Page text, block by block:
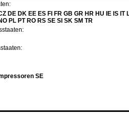
DE DK EE ES FI FR GB GR HR HU IE IS IT
PL PT RO RS SE SI SK SM TR
SE